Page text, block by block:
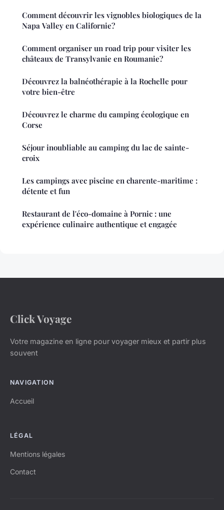
Comment découvrir les vignobles biologiques de la
Napa Valley en Californie?
Comment organiser un road trip pour visiter les
châteaux de Transylvanie en Roumanie?
Découvrez la balnéothérapie à la Rochelle pour
votre bien-être
Découvrez le charme du camping écologique en
Corse
Séjour inoubliable au camping du lac de sainte-
croix
Les campings avec piscine en charente-maritime :
détente et fun
Restaurant de l'éco-domaine à Pornic : une
expérience culinaire authentique et engagée
Click Voyage
Votre magazine en ligne pour voyager mieux et partir plus
souvent
NAVIGATION
Accueil
LÉGAL
Mentions légales
Contact